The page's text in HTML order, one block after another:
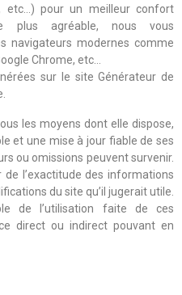
etc…) pour un meilleur confort
plus agréable, nous vous
navigateurs modernes comme
Chrome, etc…
sur le site Générateur de
les moyens dont elle dispose,
et une mise à jour fiable de ses
ou omissions peuvent survenir.
de l’exactitude des informations
du site qu’il jugerait utile.
de l’utilisation faite de ces
direct ou indirect pouvant en